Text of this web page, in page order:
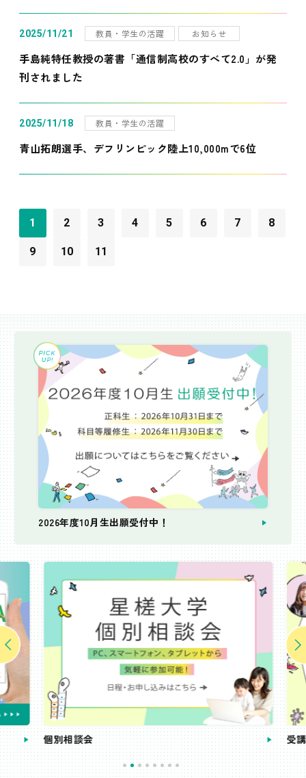
2025/11/21 教員・学生の活躍 お知らせ
手島純特任教授の著書「通信制高校のすべて2.0」が発
刊されました
2025/11/18 教員・学生の活躍
青山拓朗選手、デフリンピック陸上10,000mで6位
1 2 3 4 5 6 7 8
9 10 11
2026年度10月生出願受付中！
個別相談会 受講